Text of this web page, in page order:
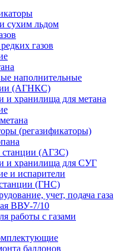
сухим льдом
газов
наполнительные
(АГНКС)
и хранилища для метана
(регазификаторы)
станции (АГЗС)
и хранилища для СУГ
и испарители
(ГНС)
учет, подача газа
ВВУ-7/10
работы с газами
баллонов